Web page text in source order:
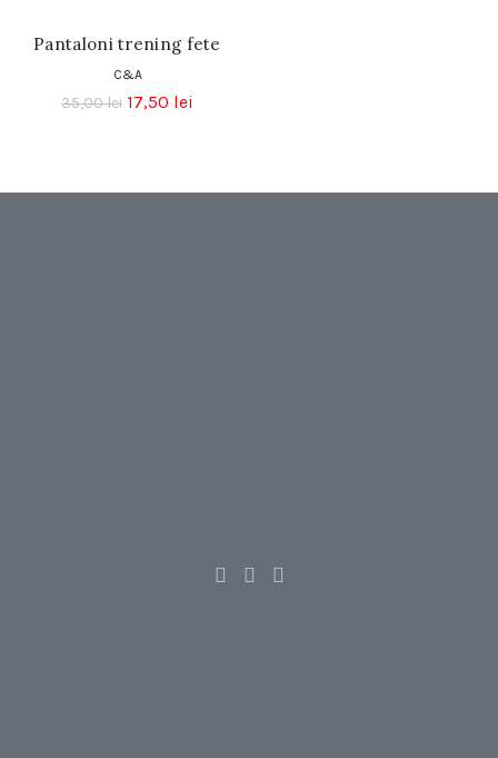
Pantaloni trening fete
C&A
35,00lei 17,50 lei